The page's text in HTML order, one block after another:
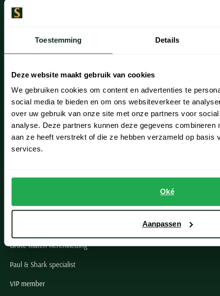
Toestemming Details
Deze website maakt gebruik van cookies
We gebruiken cookies om content en advertenties te
social media te bieden en om ons websiteverkeer te
over uw gebruik van onze site met onze partners voor
analyse. Deze partners kunnen deze gegevens combineren
aan ze heeft verstrekt of die ze hebben verzameld op basis
services.
Oké
Aanpassen
Artikelonderhoud
Onze winkels
Hillegom
Leiderdorp
Lisse
Oegstgeest
Grote maten herenkleding
Paul & Shark specialist
VIP member